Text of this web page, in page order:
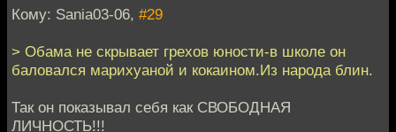
Кому: Sania03-06, #29
> Обама не скрывает грехов юности-в школе он
баловался марихуаной и кокаином.Из народа блин.
Так он показывал себя как СВОБОДНАЯ
ЛИЧНОСТЬ!!!